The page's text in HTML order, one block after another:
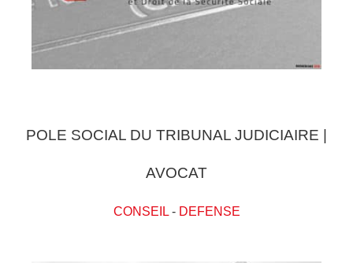
POLE SOCIAL DU TRIBUNAL JUDICIAIRE |
AVOCAT
CONSEIL- DEFENSE